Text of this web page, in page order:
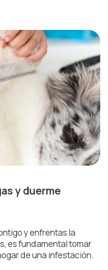
y duerme
y enfrentas la
es fundamental tomar
de una infestación.